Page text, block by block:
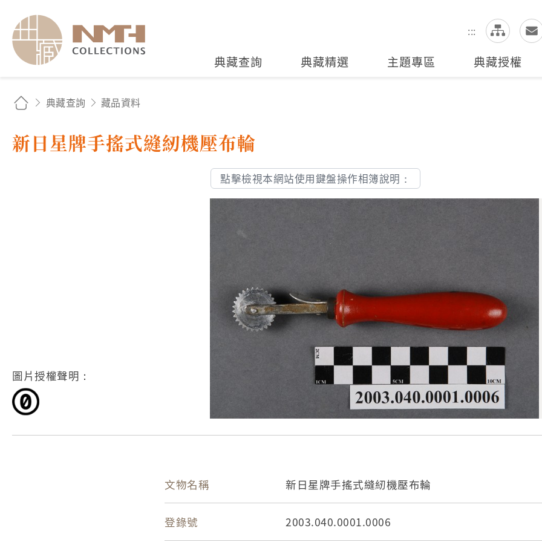
:::
全站搜尋
典藏查詢 典藏精選 主題專區 典藏授權
典藏查詢 藏品資料
新日星牌手搖式縫紉機壓布輪
點擊檢視本網站使用鍵盤操作相簿說明：
圖片授權聲明：
文物名稱 新日星牌手搖式縫紉機壓布輪
登錄號 2003.040.0001.0006